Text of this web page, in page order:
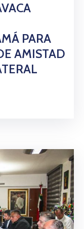
PARA
AMISTAD